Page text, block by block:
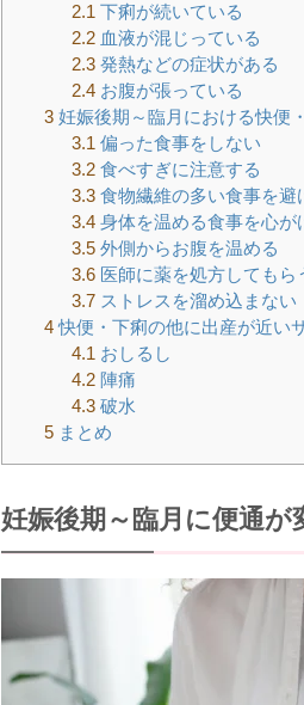
2.1下痢が続いている
2.2血液が混じっている
2.3発熱などの症状がある
2.4お腹が張っている
3 妊娠後期～臨月における快便
3.1偏った食事をしない
3.2食べすぎに注意する
3.3食物繊維の多い食事を避
3.4身体を温める食事を心が
3.5外側からお腹を温める
3.6医師に薬を処方してもら
3.7ストレスを溜め込まない
4快便・下痢の他に出産が近い
4.1おしるし
4.2陣痛
4.3破水
5 まとめ
妊娠後期～臨月に便通が